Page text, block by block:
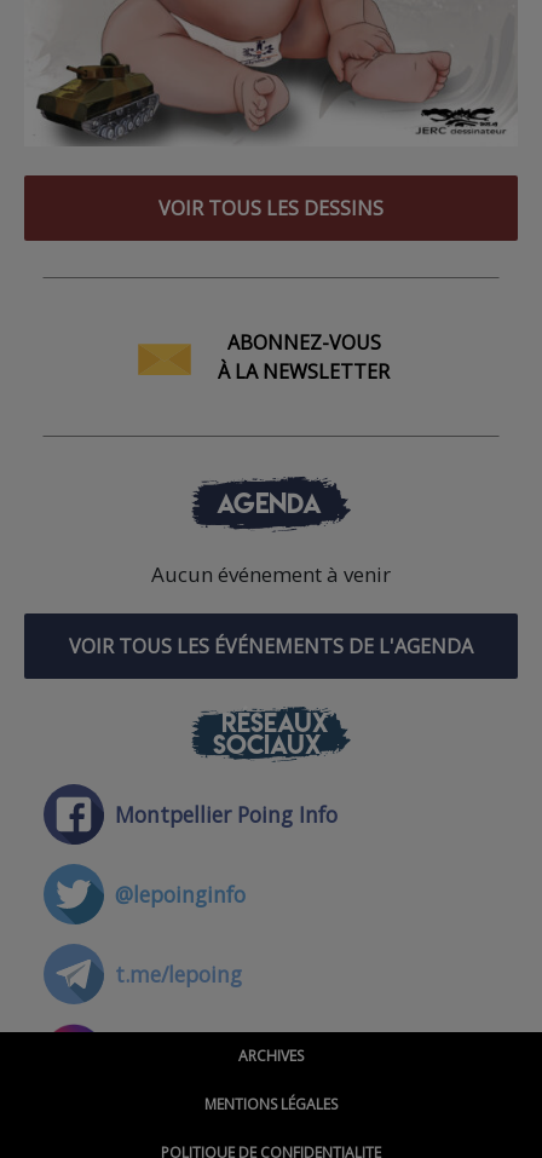
VOIR TOUS LES DESSINS
ABONNEZ-VOUS
À LA NEWSLETTER
AGENDA
Aucun événement à venir
VOIR TOUS LES ÉVÉNEMENTS DE L'AGENDA
RÉSEAUX
SOCIAUX
Montpellier Poing Info
@lepoinginfo
t.me/lepoing
@montpellierpoinginfo
ARCHIVES
MENTIONS LÉGALES
POLITIQUE DE CONFIDENTIALITE